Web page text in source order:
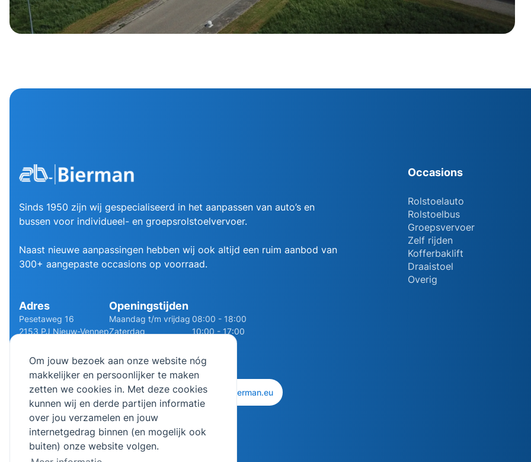
Om jouw bezoek aan onze website nóg
makkelijker en persoonlijker te maken
zetten we cookies in. Met deze cookies
kunnen wij en derde partijen informatie
over jou verzamelen en jouw
internetgedrag binnen (en mogelijk ook
buiten) onze website volgen.
Sinds 1950 zijn wij gespecialiseerd in het aanpassen van auto’s en
bussen voor individueel- en groepsrolstoelvervoer.
Naast nieuwe aanpassingen hebben wij ook altijd een ruim aanbod van
300+ aangepaste occasions op voorraad.
Adres
Pesetaweg 16
2153 PJ Nieuw-Vennep
Openingstijden
Maandag t/m vrijdag 08:00 - 18:00
Zaterdag
10:00 - 17:00
Occasions
Rolstoelauto
Rolstoelbus
Groepsvervoer
Zelf rijden
Kofferbaklift
Draaistoel
Overig
0252 - 210611 06 - 13141322 info@bierman.eu